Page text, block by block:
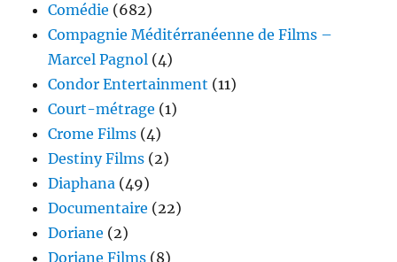
Comédie (682)
Compagnie Méditérranéenne de Films –
Marcel Pagnol (4)
Condor Entertainment (11)
Court-métrage (1)
Crome Films (4)
Destiny Films (2)
Diaphana (49)
Documentaire (22)
Doriane (2)
Doriane Films (8)